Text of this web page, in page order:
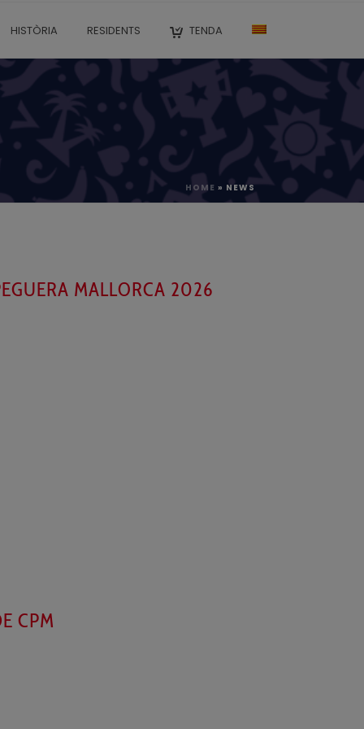
HISTÒRIA RESIDENTS TENDA
HOME » NEWS
MALLORCA 2026
CPM